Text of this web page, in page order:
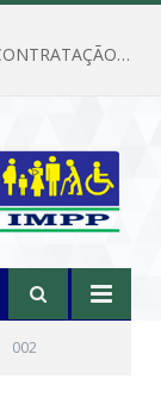
Dispensa de Licitação Nº 7/2026-300404-I (CONTRATAÇÃO DE EMPRESA PARA MANUTENÇÃO E REPARAÇÃO DE APARELHOS DE AR CONDICIONADO, EM ATENDIMENTO ÀS NECESSIDADES DO INSTITUTO DE PREVIDÊNCIA MUNICIPAL DE PORTEL/PA)
002